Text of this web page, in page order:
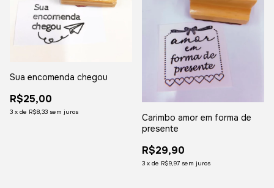
Sua encomenda chegou
R$25,00
3 x de R$8,33 sem juros
Carimbo amor em forma de
presente
R$29,90
3 x de R$9,97 sem juros